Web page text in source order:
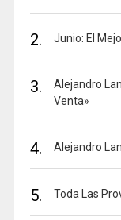
2. Junio: El
3.
Alejandro
Venta»
4. Alejandro
5. Toda Las